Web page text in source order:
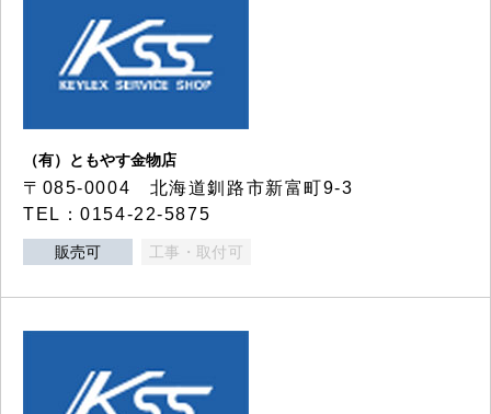
（有）ともやす金物店
〒085-0004 北海道釧路市新富町9-3
TEL：0154-22-5875
販売可 工事・取付可